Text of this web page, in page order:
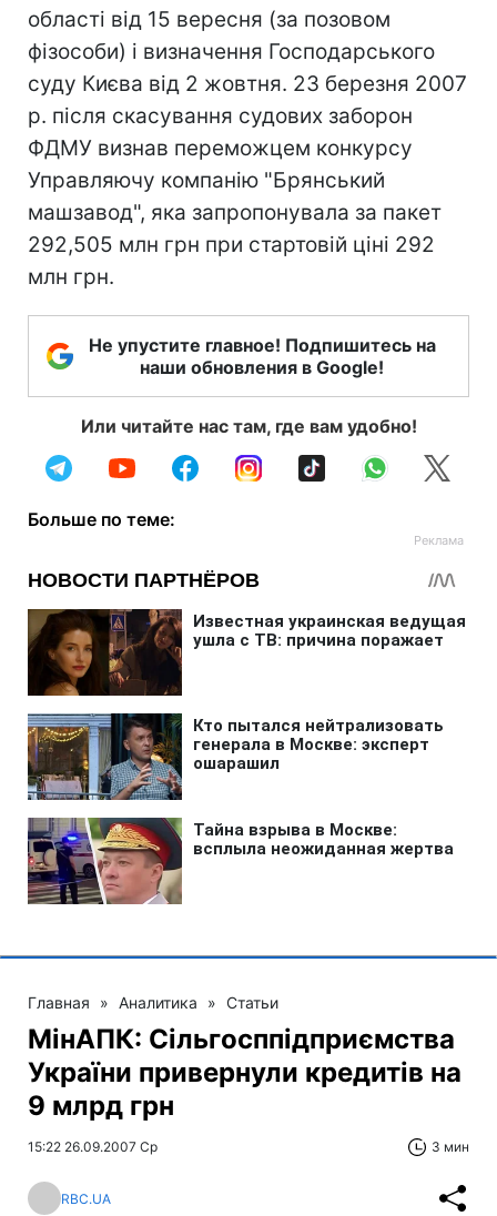
області від 15 вересня (за позовом
фізособи) і визначення Господарського
суду Києва від 2 жовтня. 23 березня 2007
р. після скасування судових заборон
ФДМУ визнав переможцем конкурсу
Управляючу компанію "Брянський
машзавод", яка запропонувала за пакет
292,505 млн грн при стартовій ціні 292
млн грн.
Не упустите главное! Подпишитесь на
наши обновления в Google!
Или читайте нас там, где вам удобно!
Больше по теме:
Главная » Аналитика » Статьи
МінАПК: Сільгосппідприємства
України привернули кредитів на
9 млрд грн
15:22 26.09.2007 Ср 3 мин
RBC.UA